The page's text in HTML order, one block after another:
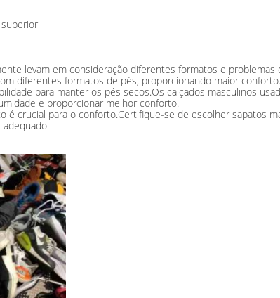
levam em consideração diferentes formatos e
diferentes formatos de pés, proporcionando maior conforto.
para manter os pés secos.Os calçados masculinos
e proporcionar melhor conforto.
é crucial para o conforto.Certifique-se de escolher sapatos